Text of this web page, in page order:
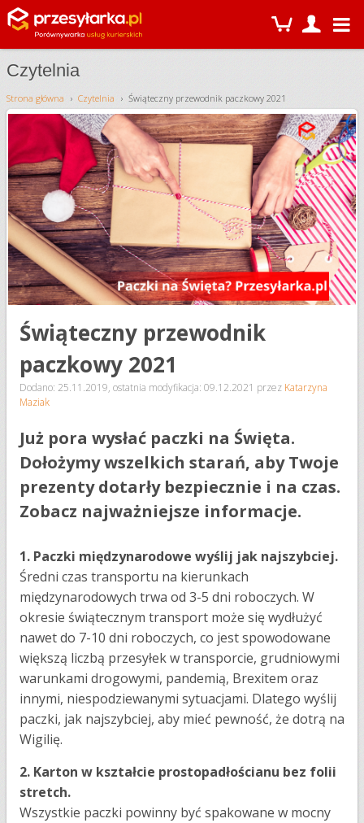
Czytelnia
Strona główna Czytelnia Świąteczny przewodnik paczkowy 2021
Świąteczny przewodnik
paczkowy 2021
Dodano: 25.11.2019, ostatnia modyfikacja: 09.12.2021 przez Katarzyna
Maziak
Już pora wysłać paczki na Święta.
Dołożymy wszelkich starań, aby Twoje
prezenty dotarły bezpiecznie i na czas.
Zobacz najważniejsze informacje.
1. Paczki międzynarodowe wyślij jak najszybciej.
Średni czas transportu na kierunkach
międzynarodowych trwa od 3-5 dni roboczych. W
okresie świątecznym transport może się wydłużyć
nawet do 7-10 dni roboczych, co jest spowodowane
większą liczbą przesyłek w transporcie, grudniowymi
warunkami drogowymi, pandemią, Brexitem oraz
innymi, niespodziewanymi sytuacjami. Dlatego wyślij
paczki, jak najszybciej, aby mieć pewność, że dotrą na
Wigilię.
2. Karton w kształcie prostopadłościanu bez folii
stretch.
Wszystkie paczki powinny być spakowane w mocny